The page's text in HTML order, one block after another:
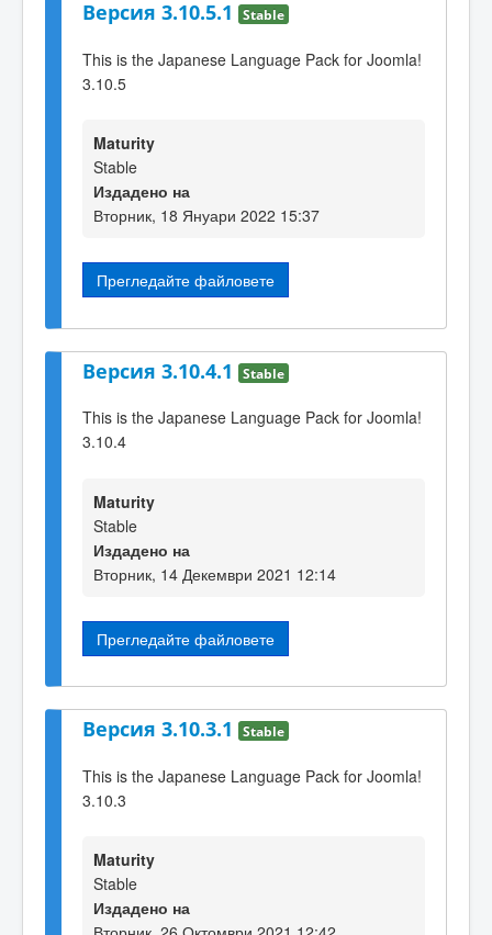
Версия 3.10.5.1 Stable
This is the Japanese Language Pack for Joomla!
3.10.5
Maturity
Stable
Издадено на
Вторник, 18 Януари 2022 15:37
Прегледайте файловете
Версия 3.10.4.1 Stable
This is the Japanese Language Pack for Joomla!
3.10.4
Maturity
Stable
Издадено на
Вторник, 14 Декември 2021 12:14
Прегледайте файловете
Версия 3.10.3.1 Stable
This is the Japanese Language Pack for Joomla!
3.10.3
Maturity
Stable
Издадено на